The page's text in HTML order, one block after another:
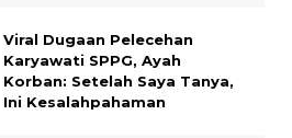
Viral Dugaan Pelecehan
Karyawati SPPG, Ayah
Korban: Setelah Saya Tanya,
Ini Kesalahpahaman